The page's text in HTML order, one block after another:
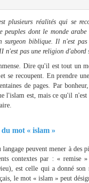
plusieurs réalités qui se
peuples dont le monde
surgeon biblique. Il n'est
n'est pas une religion d'abord
Dire qu'il est tout un
se recoupent. En prendre
de pages. Par
l'islam est, mais ce qu'il
mot « islam »
langage peuvent mener à
contextes par : « remise
est celle qui a donné
le mot « islam » peut